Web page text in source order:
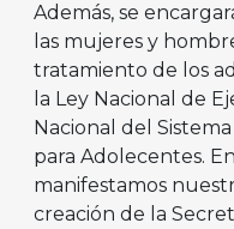
Además, se
las mujeres y
tratamiento de los
la Ley Nacional de
Nacional del
para Adolecentes.
manifestamos
creación de la